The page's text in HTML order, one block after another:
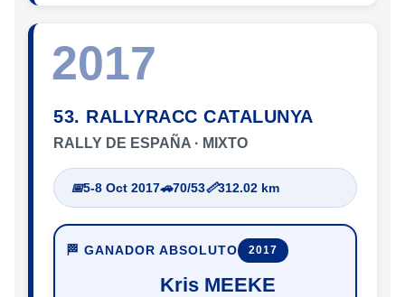
2017
53. RALLYRACC CATALUNYA
RALLY DE ESPAÑA · MIXTO
📅5-8 Oct 2017🚗70/53📏312.02 km
🏁 GANADOR ABSOLUTO 2017
Kris MEEKE